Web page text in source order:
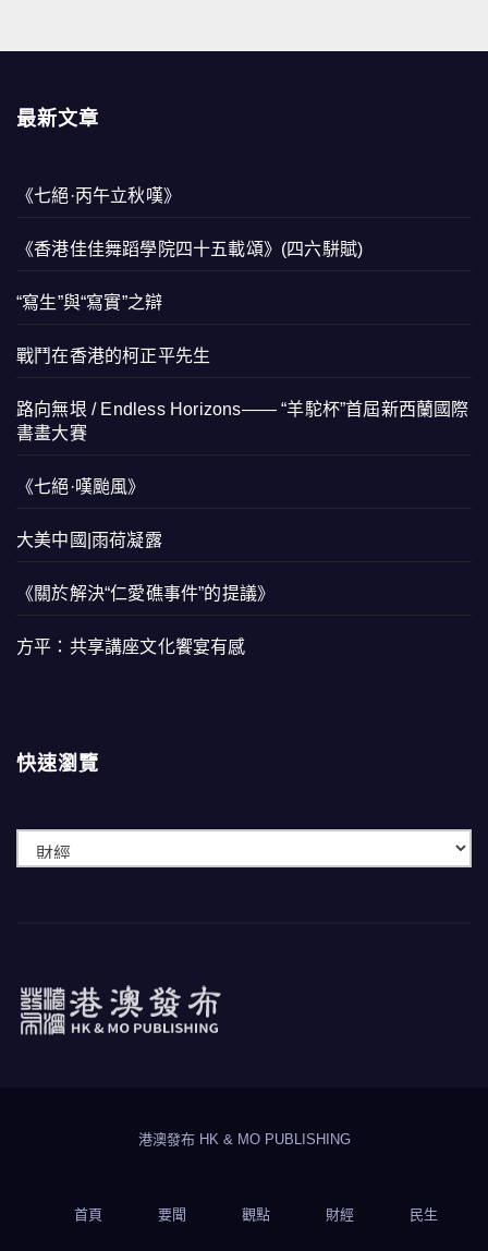
最新文章
《七絕·丙午立秋嘆》
《香港佳佳舞蹈學院四十五載頌》(四六駢賦)
“寫生”與“寫實”之辯
戰鬥在香港的柯正平先生
路向無垠 / Endless Horizons—— “羊駝杯”首屆新西蘭國際
書畫大賽
《七絕·嘆颱風》
大美中國|雨荷凝露
《關於解決“仁愛礁事件”的提議》
方平：共享講座文化饗宴有感
快速瀏覽
港澳發布 HK & MO PUBLISHING
首頁 要聞 觀點 財經 民生